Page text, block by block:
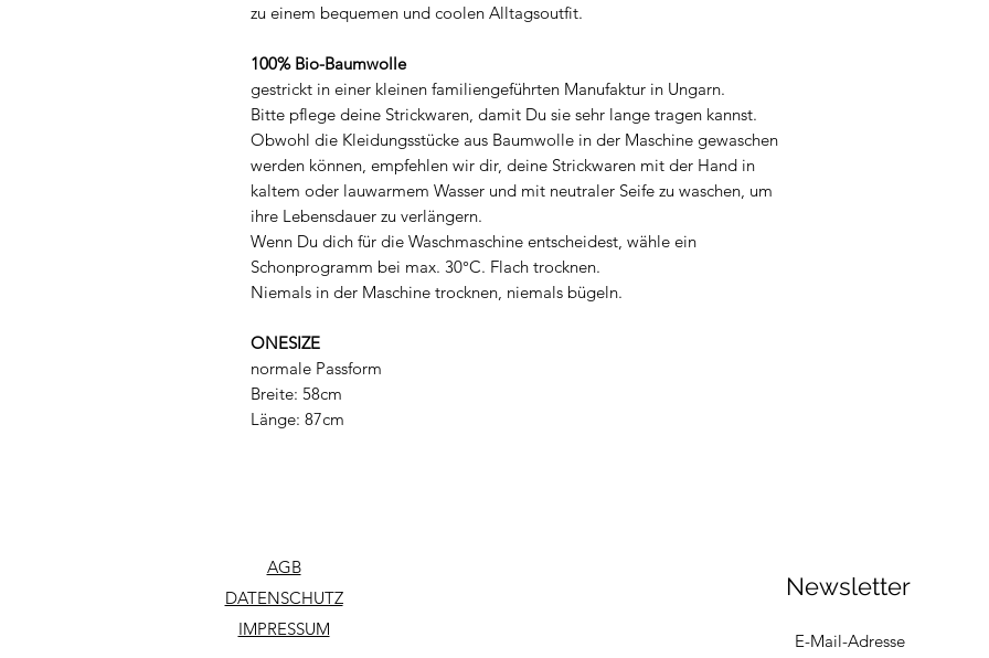
zu einem bequemen und coolen Alltagsoutfit.
100% Bio-Baumwolle
gestrickt in einer kleinen familiengeführten Manufaktur in Ungarn.
Bitte pflege deine Strickwaren, damit Du sie sehr lange tragen kannst.
Obwohl die Kleidungsstücke aus Baumwolle in der Maschine gewaschen
werden können, empfehlen wir dir, deine Strickwaren mit der Hand in
kaltem oder lauwarmem Wasser und mit neutraler Seife zu waschen, um
ihre Lebensdauer zu verlängern.
Wenn Du dich für die Waschmaschine entscheidest, wähle ein
Schonprogramm bei max. 30°C. Flach trocknen.
Niemals in der Maschine trocknen, niemals bügeln.
ONESIZE
normale Passform
Breite: 58cm
Länge: 87cm
AGB
DATENSCHUTZ
IMPRESSUM
Newsletter